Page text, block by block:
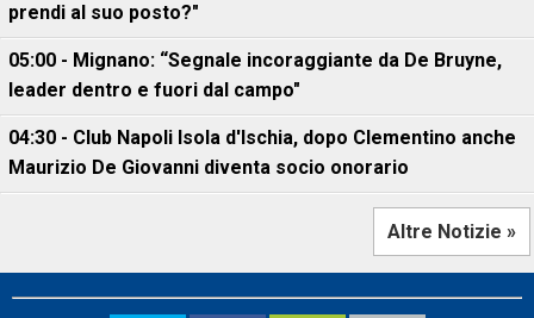
prendi al suo posto?"
05:00 - Mignano: “Segnale incoraggiante da De Bruyne,
leader dentro e fuori dal campo"
04:30 - Club Napoli Isola d'Ischia, dopo Clementino anche
Maurizio De Giovanni diventa socio onorario
Altre Notizie »